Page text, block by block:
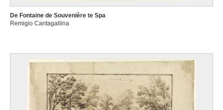
De Fontaine de Souvenière te Spa
Remigio Cantagallina